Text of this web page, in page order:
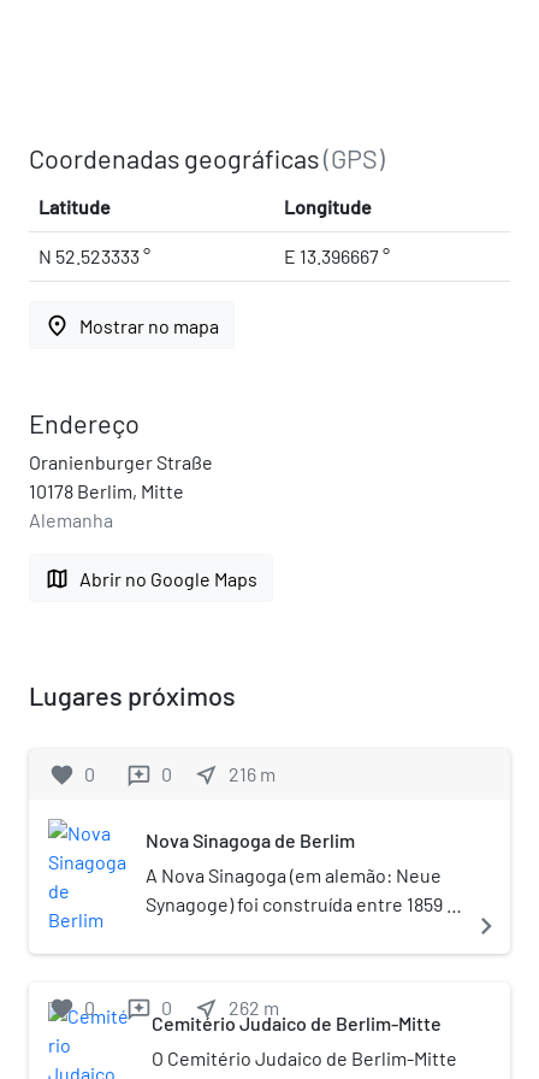
Coordenadas geográficas(GPS)
Latitude Longitude
N 52.523333 ° E 13.396667 °
place Mostrar no mapa
Endereço
Oranienburger Straße
10178 Berlim, Mitte
Alemanha
map Abrir no Google Maps
Lugares próximos
favorite 0 reviews 0 near_me 216 m
Nova Sinagoga de Berlim
A Nova Sinagoga (em alemão: Neue
Synagoge) foi construída entre 1859 e
comunidade judaica de Berlim,
Oranienburger Straße (rua
Oranienburg).Por seu esplêndido
navigate_next
favorite 0 reviews 0 near_me 262 m
Cemitério Judaico de Berlim-Mitte
O Cemitério Judaico de Berlim-Mitte